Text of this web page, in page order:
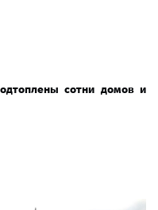
сотни домов и